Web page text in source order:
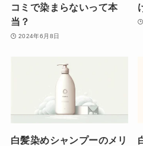
コミで染まらないって本
当？
2024年6月8日
白髪染めシャンプーのメリ